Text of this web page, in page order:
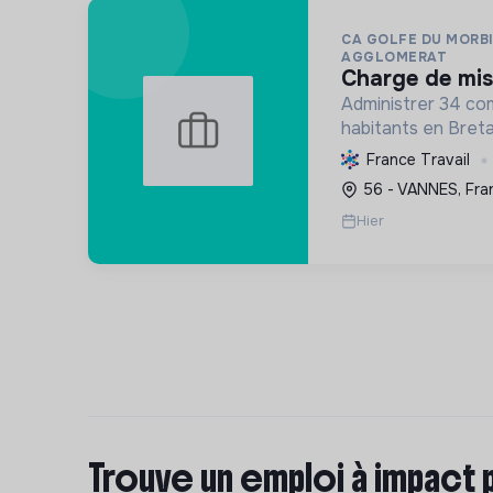
CA GOLFE DU
AGGLOMERAT
charge de
Administrer 34
habitants en
transition
planification
et le soutien à
France Travail
56 - VANNES,
Hier
Trouve un emploi à